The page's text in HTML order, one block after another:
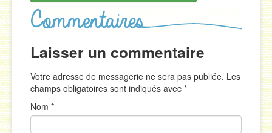
Laisser un commentaire
Votre adresse de messagerie ne sera pas publiée. Les
champs obligatoires sont indiqués avec *
Nom *